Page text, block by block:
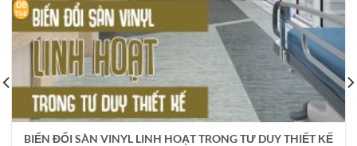
BIẾN ĐỔI SÀN VINYL LINH HOẠT TRONG TƯ DUY THIẾT KẾ
08
Th8